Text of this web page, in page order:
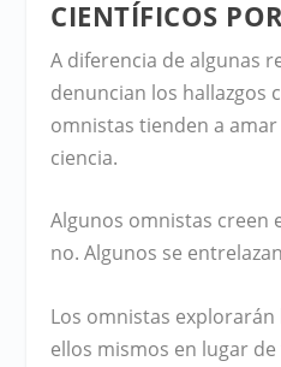
CIENTÍFICOS
A diferencia de algunas
denuncian los hallazgos
omnistas tienden a
ciencia.
Algunos omnistas creen
no. Algunos se
Los omnistas
ellos mismos en lugar